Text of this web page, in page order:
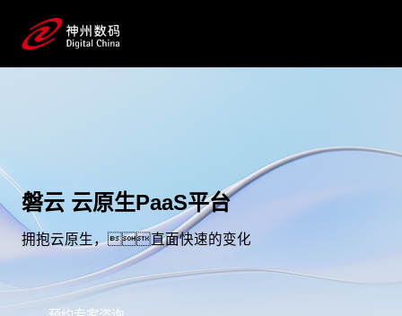
磐云 云原生PaaS平台
拥抱云原生，直面快速的变化